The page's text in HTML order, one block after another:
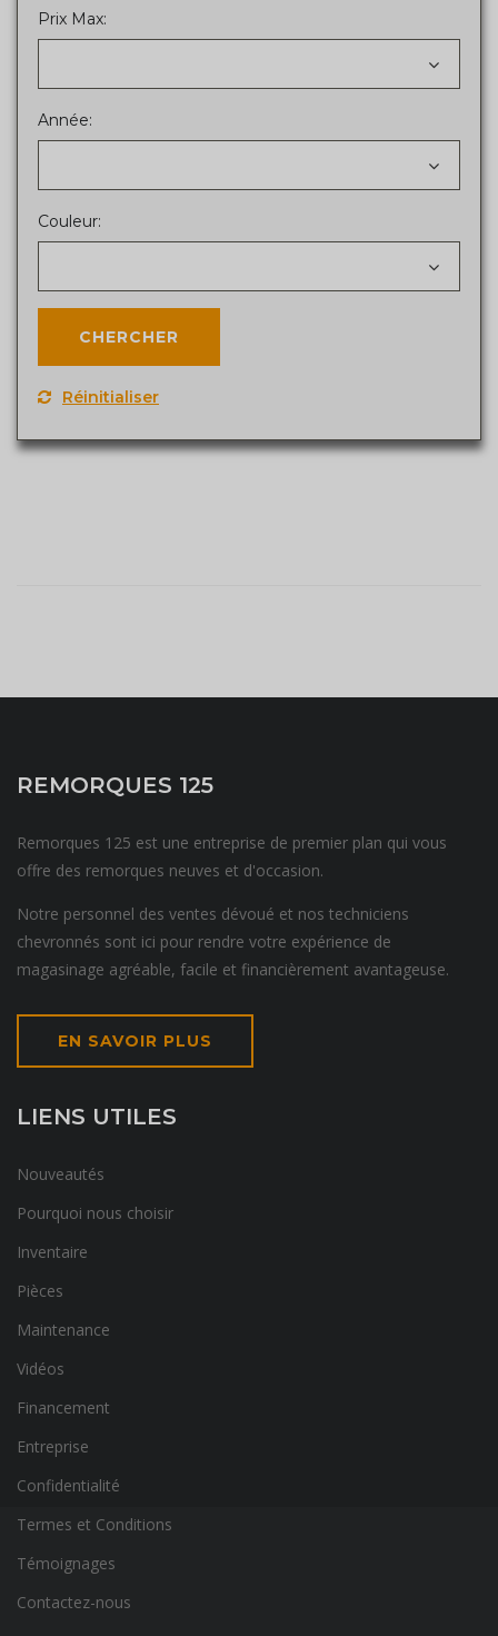
Prix Max:
Année:
Couleur:
Réinitialiser
REMORQUES 125
Remorques 125 est une entreprise de premier plan qui vous
offre des remorques neuves et d'occasion.
Notre personnel des ventes dévoué et nos techniciens
chevronnés sont ici pour rendre votre expérience de
magasinage agréable, facile et financièrement avantageuse.
EN SAVOIR PLUS
LIENS UTILES
Nouveautés
Pourquoi nous choisir
Inventaire
Pièces
Maintenance
Vidéos
Financement
Entreprise
Confidentialité
Termes et Conditions
Témoignages
Contactez-nous